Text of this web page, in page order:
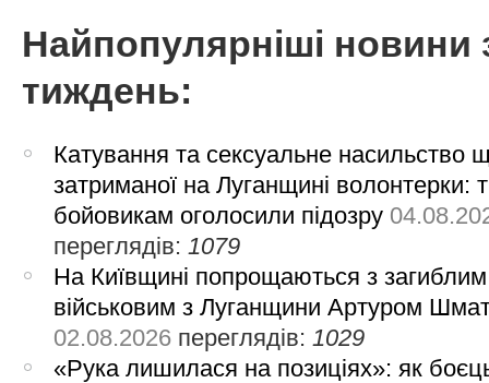
Найпопулярніші новини
тиждень:
Катування та сексуальне насильство
затриманої на Луганщині волонтерки:
бойовикам оголосили підозру
переглядів: 1079
На Київщині попрощаються з загиблим
військовим з Луганщини Артуром
02.08.2026 переглядів: 1029
«Рука лишилася на позиціях»: як